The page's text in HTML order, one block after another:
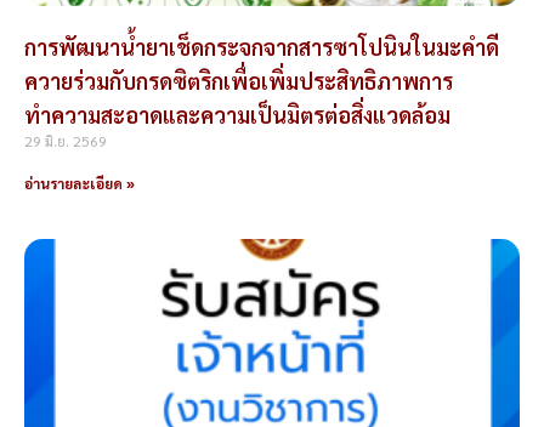
การพัฒนาน้ำยาเช็ดกระจกจากสารซาโปนินในมะคำดี
ควายร่วมกับกรดซิตริกเพื่อเพิ่มประสิทธิภาพการ
ทำความสะอาดและความเป็นมิตรต่อสิ่งแวดล้อม
29 มิ.ย. 2569
อ่านรายละเอียด »